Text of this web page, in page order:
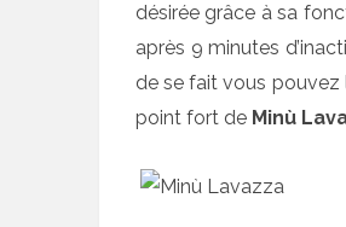
désirée grâce à sa
après 9 minutes
de se fait vous
point fort de Minù